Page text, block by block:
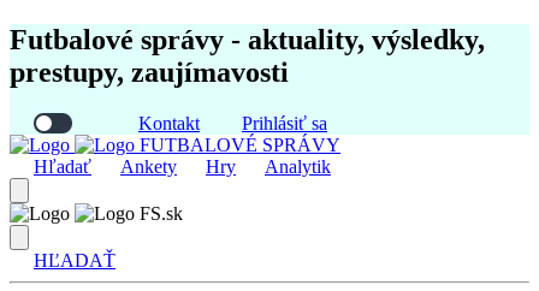
Futbalové správy - aktuality, výsledky,
prestupy, zaujímavosti
Kontakt
Prihlásiť sa
FUTBALOVÉ SPRÁVY
Hľadať
Ankety Hry Analytik
FS.sk
HĽADAŤ